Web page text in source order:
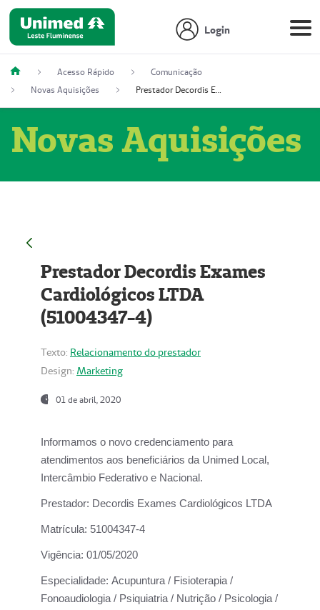
Login
Acesso Rápido
Comunicação
Novas Aquisições
Prestador Decordis Exames Cardiológicos LTDA (51004347-4)
Novas Aquisições
Prestador Decordis Exames
Cardiológicos LTDA
(51004347-4)
Texto: Relacionamento do prestador
Design: Marketing
01 de abril, 2020
Informamos o novo credenciamento para
atendimentos aos beneficiários da Unimed Local,
Intercâmbio Federativo e Nacional.
Prestador: Decordis Exames Cardiológicos LTDA
Matrícula: 51004347-4
Vigência: 01/05/2020
Especialidade: Acupuntura / Fisioterapia /
Fonoaudiologia / Psiquiatria / Nutrição / Psicologia /